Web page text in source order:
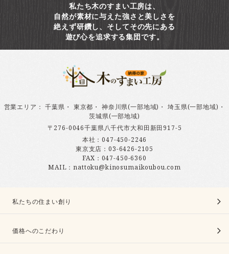
私たち木のすまい工房は、
自然が素材に与えた強さと美しさを
絶えず研鑽し、そしてその先にある
遊び心を追求する集団です。
営業エリア ：千葉県 ・ 東京都 ・ 神奈川県(一部地域) ・ 埼玉県(一部地域) ・
茨城県(一部地域)
〒276-0046千葉県八千代市大和田新田917-5
本社：047-450-2246
東京支店：03-6426-2105
FAX：047-450-6360
MAIL：nattoku@kinosumaikoubou.com
私たちの住まい創り
価格へのこだわり